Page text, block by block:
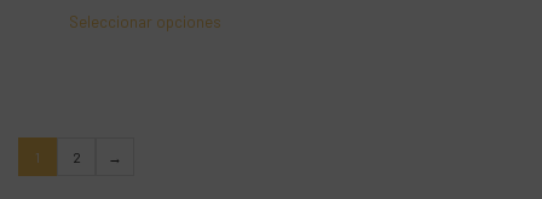
Seleccionar opciones
1 2 →